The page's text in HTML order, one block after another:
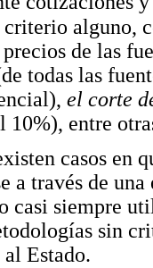
criterio alguno,
de las
todas las
el corte
10%), entre
casos en
a través de
casi siempre
sin
Estado.